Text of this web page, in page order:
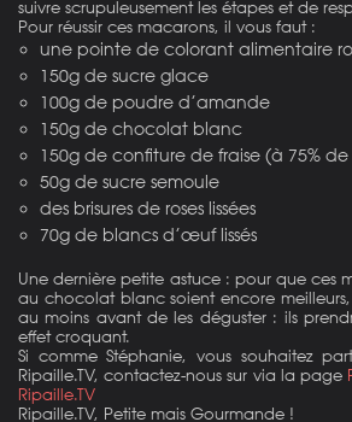
suivre scrupuleusement les étapes et de
Pour réussir ces macarons, il vous faut :
une pointe de colorant alimentaire
150g de sucre glace
100g de poudre d’amande
150g de chocolat blanc
150g de confiture de fraise (à 75% de
50g de sucre semoule
des brisures de roses lissées
70g de blancs d’œuf lissés
Une dernière petite astuce : pour que ces
au chocolat blanc soient encore meilleurs,
au moins avant de les déguster : ils
effet croquant.
Si comme Stéphanie, vous souhaitez
Ripaille.TV, contactez-nous sur via la page
Ripaille.TV
Ripaille.TV, Petite mais Gourmande !